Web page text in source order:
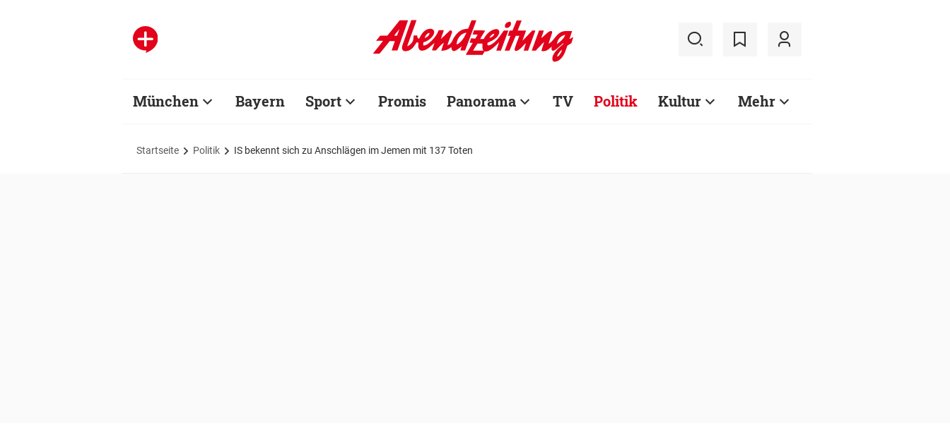
München Bayern Sport Promis Panorama TV Politik Kultur Mehr
Startseite Politik IS bekennt sich zu Anschlägen im Jemen mit 137 Toten